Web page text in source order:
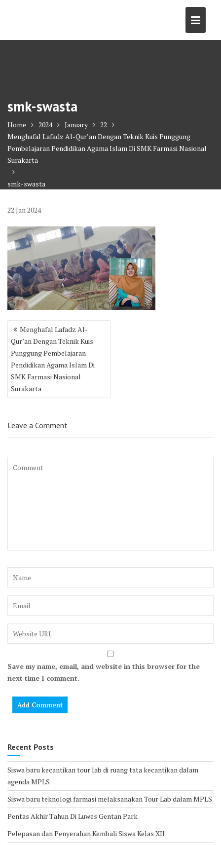
smk-swasta
Home 2024 January
22
Menghafal Lafadz Al-Qur’an Dengan Teknik Kuis Punggung
Pembelajaran Pendidikan Agama Islam Di SMK Farmasi Nasional
Surakarta
smk-swasta
22 Jan2024
Post
navigation
Menghafal Lafadz Al-
Qur’an Dengan Teknik Kuis
Punggung Pembelajaran
Pendidikan Agama Islam Di
SMK Farmasi Nasional
Surakarta
Leave a Comment
Save my name, email, and website in this browser for the
next time I comment.
Recent Posts
Siswa baru kecantikan tour lab di ruang tata kecantikan dalam
agenda MPLS
Siswa baru teknologi farmasi melaksanakan Tour Lab dalam MPLS
Pentas Akhir Tahun Di Luwes Gentan Park
Pelepasan dan Penyerahan Kembali Siswa Kelas XII